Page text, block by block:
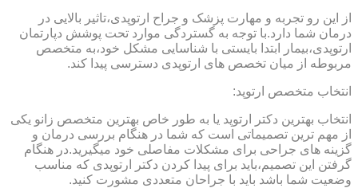
از این رو تجربه و مهارت پزشک و جراح ارتوپدی،تاثیر بالایی در
درمان شما دارد.با توجه به گستردگی موارد تحت پوشش دپارتمان
ارتوپدی،بیمار ابتدا بایستی با شناسایی مشکل خود،به متخصص
مربوطه از میان تخصص های ارتوپدی دسترسی پیدا کند.
انتخاب متخصص ارتوپد:
انتخاب بهترین دکتر ارتوپد یا به طور خاص بهترین متخصص زانو یکی
از مهم ترین تصمیماتی است که شما در هنگام بررسی درمان و
گزینه های جراحی برای مشکلات مفاصلی خود میگیرید.در هنگام
گرفتن این تصمیم،باید برای پیدا کردن دکتر ارتوپدی که مناسب
وضعیت شما باشد باید با جراحان متعددی مشورت کنید.